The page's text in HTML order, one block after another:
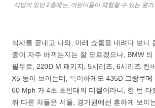
식당이 있던 2층에는, 어린이들이 체험할 수 있는 뭔
식사를 끝내고 나와, 아래 쇼룸을 내려다 보니
종이 자주 바뀌는지는 잘 모르겠으나, BMW
필두로, 220D M 패키지, 5시리즈, 6시리즈 컨
X5 등이 보이는데, 특이하게도 435D 그랑쿠
60 Mph 가 4초 초반대의 디젤이라니, 한 번 타
뭐 다른 차들은 서울, 경기권에선 흔하게 보이